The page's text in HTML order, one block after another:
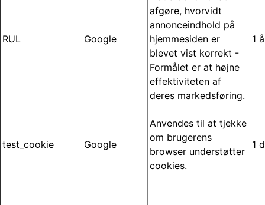
RUL Google
afgøre, hvorvidt
annonceindhold på
hjemmesiden er
blevet vist korrekt -
Formålet er at højne
effektiviteten af
deres markedsføring.
1
test_cookie Google
Anvendes til at tjekke
om brugerens
browser understøtter
cookies.
1